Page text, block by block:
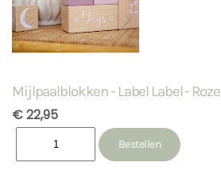
Mijlpaalblokken - Label Label - Roze
€ 22,95